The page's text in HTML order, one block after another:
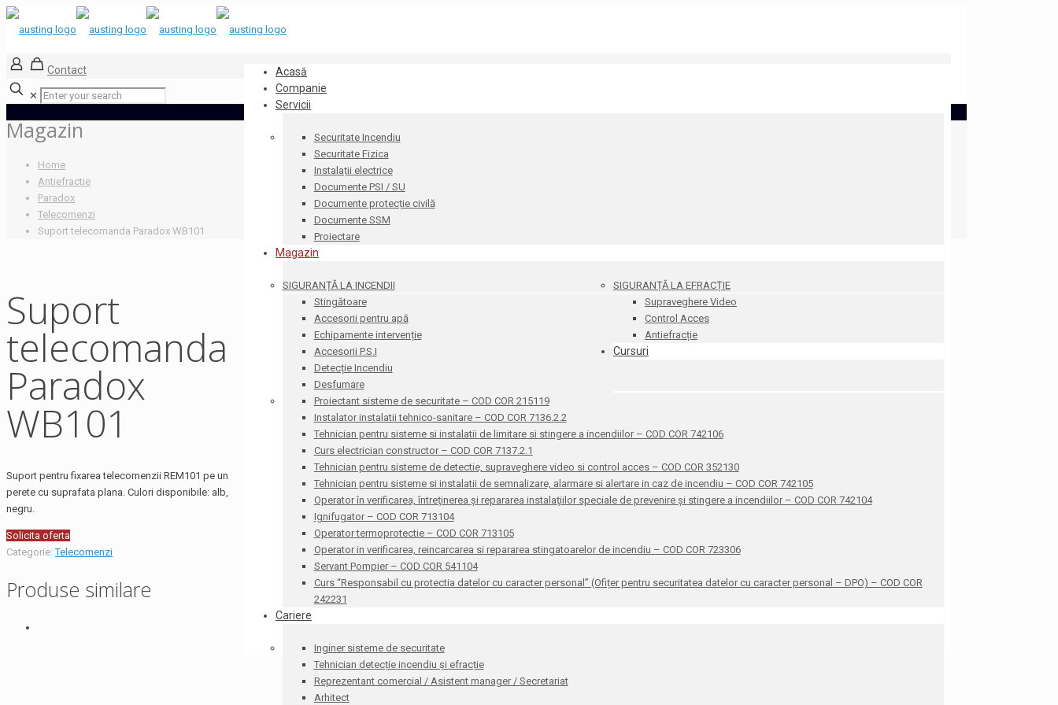
Acasă
Companie
Servicii
Securitate Incendiu
Securitate Fizica
Instalații electrice
Documente PSI / SU
Documente protecție civilă
Documente SSM
Proiectare
Magazin
SIGURANȚĂ LA INCENDII
Stingătoare
Accesorii pentru apă
Echipamente intervenție
Accesorii P.S.I
Detecție Incendiu
Desfumare
SIGURANȚĂ LA EFRACȚIE
Supraveghere Video
Control Acces
Antiefracție
Cursuri
Proiectant sisteme de securitate – COD COR 215119
Instalator instalatii tehnico-sanitare – COD COR 7136.2.2
Tehnician pentru sisteme si instalatii de limitare si stingere a incendiilor – COD COR 742106
Curs electrician constructor – COD COR 7137.2.1
Tehnician pentru sisteme de detectie, supraveghere video si control acces – COD COR 352130
Tehnician pentru sisteme si instalatii de semnalizare, alarmare si alertare in caz de incendiu – COD COR 742105
Operator în verificarea, întreţinerea şi repararea instalaţiilor speciale de prevenire şi stingere a incendiilor – COD COR 742104
Ignifugator – COD COR 713104
Operator termoprotectie – COD COR 713105
Operator in verificarea, reincarcarea si repararea stingatoarelor de incendiu – COD COR 723306
Servant Pompier – COD COR 541104
Curs “Responsabil cu protectia datelor cu caracter personal” (Ofițer pentru securitatea datelor cu caracter personal – DPO) – COD COR
242231
Cariere
Inginer sisteme de securitate
Tehnician detecție incendiu și efracție
Reprezentant comercial / Asistent manager / Secretariat
Arhitect
Contact
✕
Magazin
Home
Antiefractie
Paradox
Telecomenzi
Suport telecomanda Paradox WB101
Suport
telecomanda
Paradox
WB101
Suport pentru fixarea telecomenzii REM101 pe un
perete cu suprafata plana. Culori disponibile: alb,
negru.
Solicita oferta
Categorie:Telecomenzi
Produse similare